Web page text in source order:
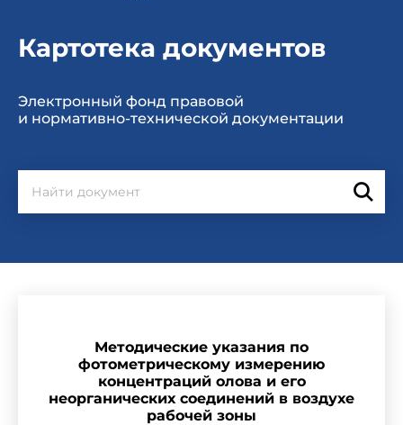
Картотека документов
Электронный фонд правовой
и нормативно-технической документации
Методические указания по
фотометрическому измерению
концентраций олова и его
неорганических соединений в воздухе
рабочей зоны